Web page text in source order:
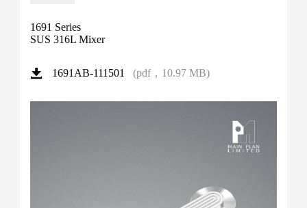
1691 Series
SUS 316L Mixer
1691AB-111501 (pdf，10.97 MB)